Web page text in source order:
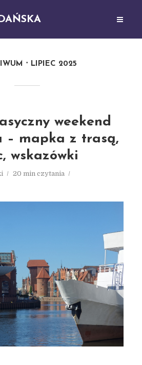
LIPIEC 2025
weekend
– mapka z trasą,
wskazówki
20 min czytania